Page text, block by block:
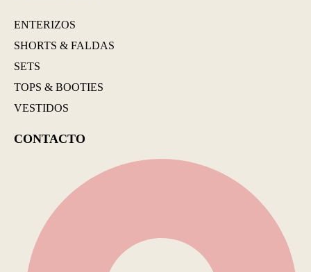
ENTERIZOS
SHORTS & FALDAS
SETS
TOPS & BOOTIES
VESTIDOS
CONTACTO